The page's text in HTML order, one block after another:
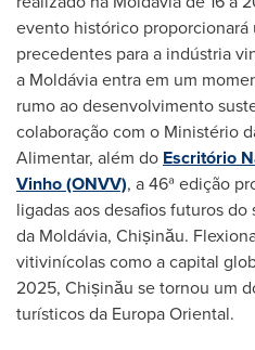
evento histórico proporcionará
precedentes para a indústria
a Moldávia entra em um
rumo ao desenvolvimento
colaboração com o Ministério
Alimentar, além do Escritório
Vinho (ONVV), a 46ª edição
ligadas aos desafios futuros
da Moldávia, Chișinău.
vitivinícolas como a capital
2025, Chișinău se tornou um
turísticos da Europa Oriental.